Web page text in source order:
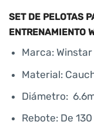
SET DE PELOTAS
ENTRENAMIENTO
Marca: Winstar
Material:
Diámetro:
Rebote: De